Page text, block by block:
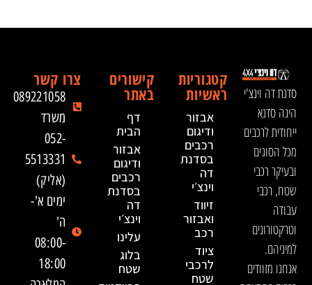
סדנת דה וינצ'י
הינה סדנא
ייחודית לרכבים
מכל הסוגים
ובעיקר רכבי
שטח, רכבי
עבודה
וטרקטורונים
למיניהם.
אנחנו מזוודים
קטגוריות
ראשיות
אבזור
ודיגום
רכבים
בסדנת
דה
וינצ׳י
זיווד
ואבזור
רכב
ציוד
לרכבי
שטח
קישורים
באתר
דף
הבית
אבזור
ודיגום
רכבים
בסדנת
דה
וינצ׳י
עלינו
בלוג
שטח
צרו קשר
089221058
משרד
052-
5513331
(אליק)
ימים א'-
ה'
08:00-
18:00